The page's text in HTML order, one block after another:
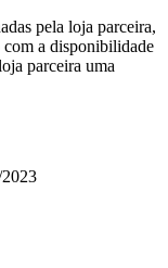
pela loja parceira,
a disponibilidade
parceira uma